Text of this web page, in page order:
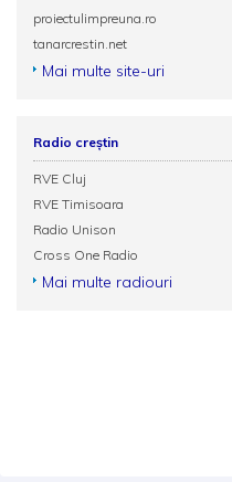
proiectulimpreuna.ro
tanarcrestin.net
Mai multe site-uri
Radio creștin
RVE Cluj
RVE Timisoara
Radio Unison
Cross One Radio
Mai multe radiouri